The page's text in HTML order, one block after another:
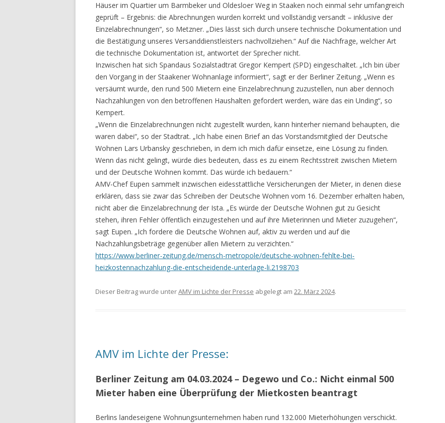
Häuser im Quartier um Barmbeker und Oldesloer Weg in Staaken noch einmal sehr umfangreich
geprüft – Ergebnis: die Abrechnungen wurden korrekt und vollständig versandt – inklusive der
Einzelabrechnungen“, so Metzner. „Dies lässt sich durch unsere technische Dokumentation und
die Bestätigung unseres Versanddienstleisters nachvollziehen.“ Auf die Nachfrage, welcher Art
die technische Dokumentation ist, antwortet der Sprecher nicht.
Inzwischen hat sich Spandaus Sozialstadtrat Gregor Kempert (SPD) eingeschaltet. „Ich bin über
den Vorgang in der Staakener Wohnanlage informiert“, sagt er der Berliner Zeitung. „Wenn es
versäumt wurde, den rund 500 Mietern eine Einzelabrechnung zuzustellen, nun aber dennoch
Nachzahlungen von den betroffenen Haushalten gefordert werden, wäre das ein Unding“, so
Kempert.
„Wenn die Einzelabrechnungen nicht zugestellt wurden, kann hinterher niemand behaupten, die
waren dabei“, so der Stadtrat. „Ich habe einen Brief an das Vorstandsmitglied der Deutsche
Wohnen Lars Urbansky geschrieben, in dem ich mich dafür einsetze, eine Lösung zu finden.
Wenn das nicht gelingt, würde dies bedeuten, dass es zu einem Rechtsstreit zwischen Mietern
und der Deutsche Wohnen kommt. Das würde ich bedauern.“
AMV-Chef Eupen sammelt inzwischen eidesstattliche Versicherungen der Mieter, in denen diese
erklären, dass sie zwar das Schreiben der Deutsche Wohnen vom 16. Dezember erhalten haben,
nicht aber die Einzelabrechnung der Ista. „Es würde der Deutsche Wohnen gut zu Gesicht
stehen, ihren Fehler öffentlich einzugestehen und auf ihre Mieterinnen und Mieter zuzugehen“,
sagt Eupen. „Ich fordere die Deutsche Wohnen auf, aktiv zu werden und auf die
Nachzahlungsbeträge gegenüber allen Mietern zu verzichten.“
https://www.berliner-zeitung.de/mensch-metropole/deutsche-wohnen-fehlte-bei-
heizkostennachzahlung-die-entscheidende-unterlage-li.2198703
Dieser Beitrag wurde unterAMV im Lichte der Presse abgelegt am 22. März 2024.
AMV im Lichte der Presse:
Berliner Zeitung am 04.03.2024 – Degewo und Co.: Nicht einmal 500
Mieter haben eine Überprüfung der Mietkosten beantragt
Berlins landeseigene Wohnungsunternehmen haben rund 132.000 Mieterhöhungen verschickt.